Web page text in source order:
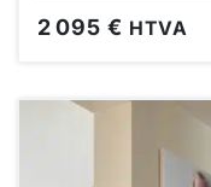
2 095 € HTVA